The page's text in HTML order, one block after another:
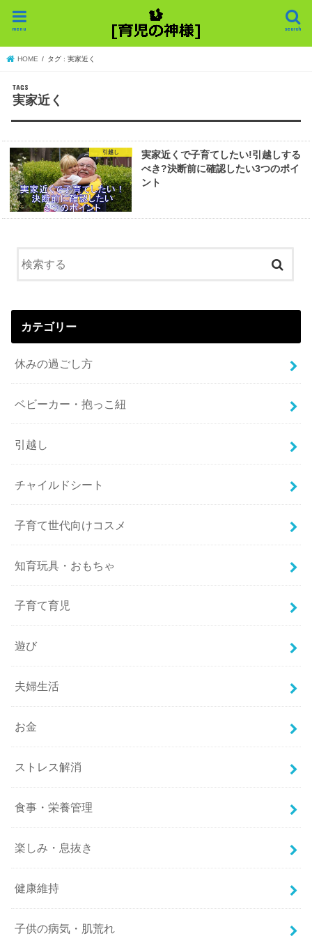
search
menu
HOME タグ : 実家近く
実家近く
引越し
実家近くで子育てしたい!引越しする
べき?決断前に確認したい3つのポイ
ント
カテゴリー
休みの過ごし方
ベビーカー・抱っこ紐
引越し
チャイルドシート
子育て世代向けコスメ
知育玩具・おもちゃ
子育て育児
遊び
夫婦生活
お金
ストレス解消
食事・栄養管理
楽しみ・息抜き
健康維持
子供の病気・肌荒れ